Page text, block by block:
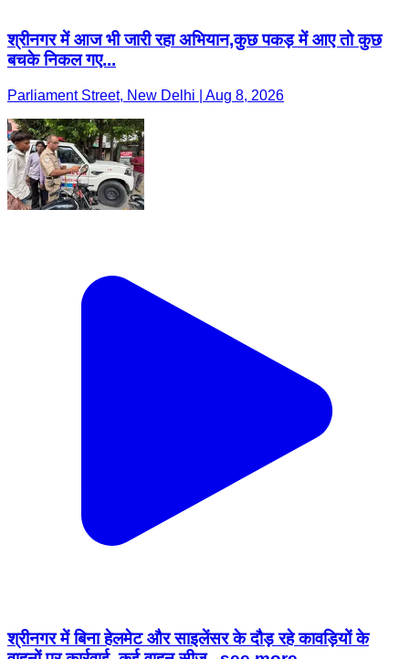
श्रीनगर में आज भी जारी रहा अभियान,कुछ पकड़ में आए तो कुछ
बचके निकल गए...
Parliament Street, New Delhi | Aug 8, 2026
श्रीनगर में बिना हेलमेट और साइलेंसर के दौड़ रहे कावड़ियों के